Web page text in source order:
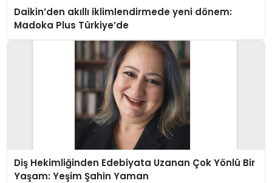
Daikin’den akıllı iklimlendirmede yeni dönem:
Madoka Plus Türkiye’de
Diş Hekimliğinden Edebiyata Uzanan Çok Yönlü Bir
Yaşam: Yeşim Şahin Yaman